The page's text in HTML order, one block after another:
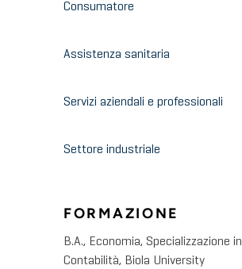
Consumatore
Assistenza sanitaria
Servizi aziendali e professionali
Settore industriale
FORMAZIONE
B.A., Economia, Specializzazione in
Contabilità, Biola University